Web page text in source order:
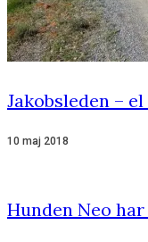
Jakobsleden –
10 maj 2018
Hunden Neo